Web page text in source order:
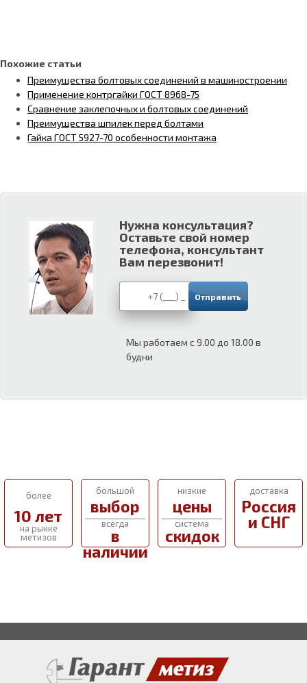
Похожие статьи
Преимущества болтовых соединений в машиностроении
Применение контргайки ГОСТ 8968-75
Сравнение заклепочных и болтовых соединений
Преимущества шпилек перед болтами
Гайка ГОСТ 5927-70 особенности монтажа
Нужна консультация?
Оставьте свой номер
телефона, консультант
Вам перезвонит!
Мы работаем с 9.00 до 18.00 в
будни
более
10 лет
на рынке
метизов
большой
выбор
всегда
в
наличии
низкие
цены
система
скидок
доставка
Россия
и СНГ